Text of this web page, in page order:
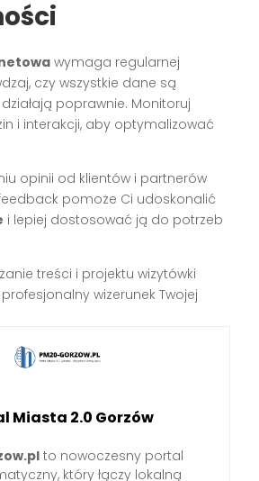
wymaga regularnej
czy wszystkie dane są
poprawnie. Monitoruj
i interakcji, aby optymalizować
opinii od klientów i partnerów
pomoże Ci udoskonalić
i lepiej dostosować ją do potrzeb
treści i projektu wizytówki
wizerunek Twojej
Miasta 2.0 Gorzów
to nowoczesny portal
który łączy lokalną